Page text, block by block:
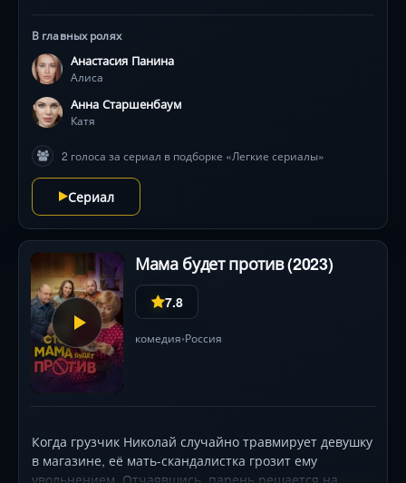
В главных ролях
Анастасия Панина
Алиса
Анна Старшенбаум
Катя
2 голоса за сериал в подборке «Легкие сериалы»
Сериал
Мама будет против (2023)
7.8
комедия•Россия
Когда грузчик Николай случайно травмирует девушку
в магазине, её мать-скандалистка грозит ему